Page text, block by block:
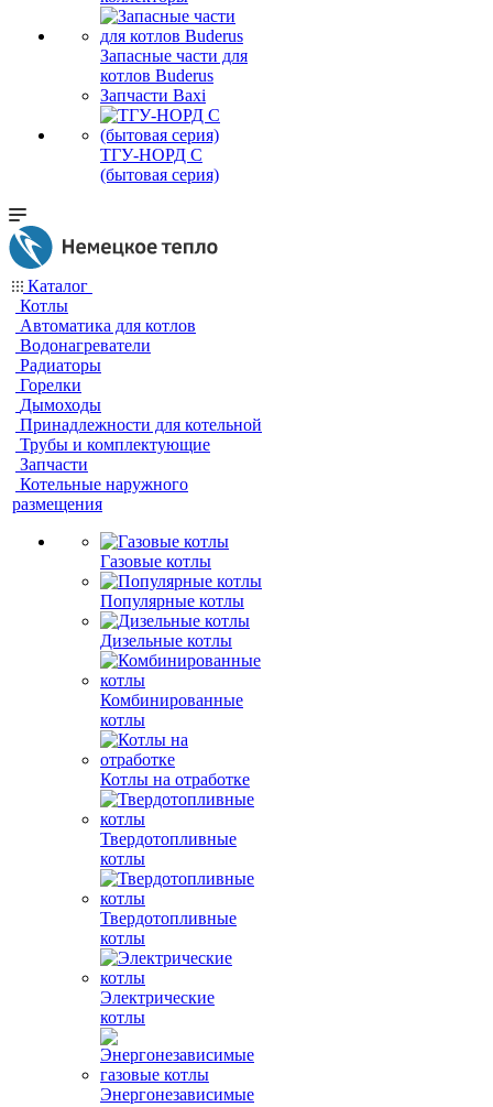
Запасные части для
котлов Buderus
Запчасти Baxi
ТГУ-НОРД С
(бытовая серия)
Каталог
Котлы
Автоматика для котлов
Водонагреватели
Радиаторы
Горелки
Дымоходы
Принадлежности для котельной
Трубы и комплектующие
Запчасти
Котельные наружного
размещения
Газовые котлы
Популярные котлы
Дизельные котлы
Комбинированные
котлы
Котлы на отработке
Твердотопливные
котлы
Твердотопливные
котлы
Электрические
котлы
Энергонезависимые